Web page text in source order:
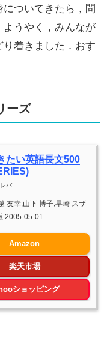
ついてきたら，問
うやく，みんなが
着きました．おす
ーズ
たい英語長文500
バ
友幸,山下 博子,早崎 スザ
2005-05-01
Amazon
楽天市場
ショッピング